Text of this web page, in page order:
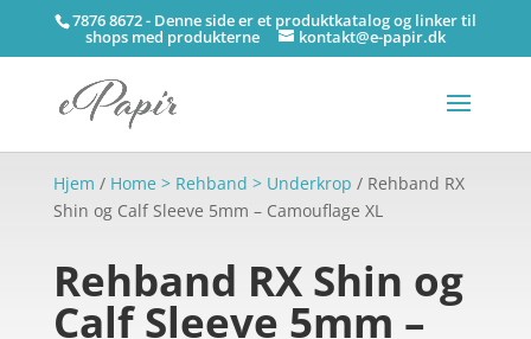
7876 8672 - Denne side er et produktkatalog og linker til
shops med produkterne kontakt@e-papir.dk
Hjem / Home > Rehband > Underkrop / Rehband RX
Shin og Calf Sleeve 5mm – Camouflage XL
Rehband RX Shin og
Calf Sleeve 5mm –